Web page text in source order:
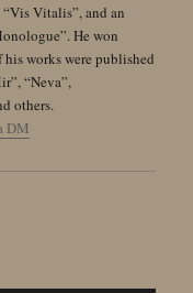
“Vis Vitalis”, and an
He won
his works were published
“Neva”,
others.
DM